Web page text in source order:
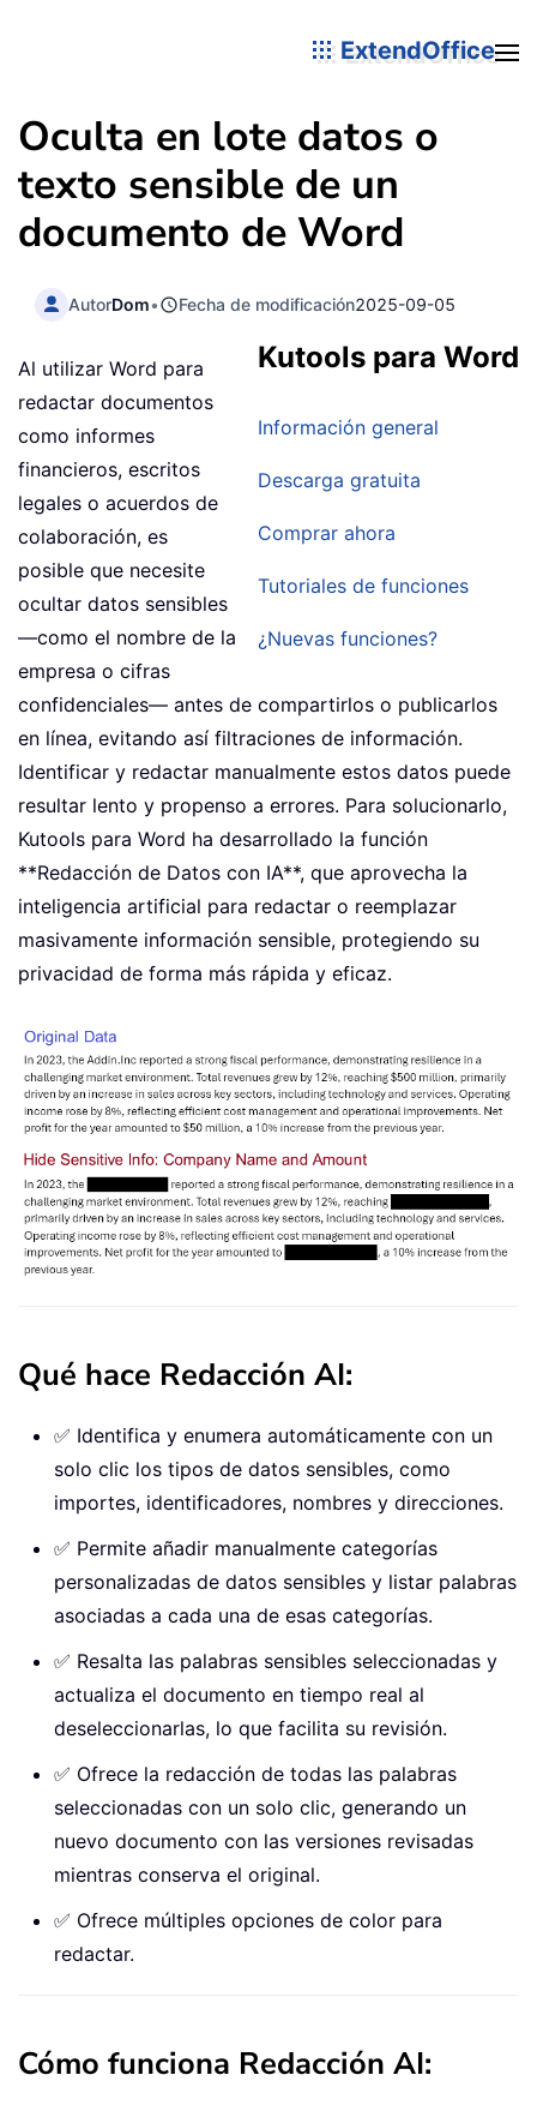
ExtendOffice
Oculta en lote datos o
texto sensible de un
documento de Word
AutorDom• Fecha de modificación2025-09-05
Kutools para Word
Información general
Descarga gratuita
Comprar ahora
Tutoriales de funciones
¿Nuevas funciones?
Al utilizar Word para
redactar documentos
como informes
financieros, escritos
legales o acuerdos de
colaboración, es
posible que necesite
ocultar datos sensibles
—como el nombre de la
empresa o cifras
confidenciales— antes de compartirlos o publicarlos
en línea, evitando así filtraciones de información.
Identificar y redactar manualmente estos datos puede
resultar lento y propenso a errores. Para solucionarlo,
Kutools para Word ha desarrollado la función
**Redacción de Datos con IA**, que aprovecha la
inteligencia artificial para redactar o reemplazar
masivamente información sensible, protegiendo su
privacidad de forma más rápida y eficaz.
Qué hace Redacción AI:
✅ Identifica y enumera automáticamente con un
solo clic los tipos de datos sensibles, como
importes, identificadores, nombres y direcciones.
✅ Permite añadir manualmente categorías
personalizadas de datos sensibles y listar palabras
asociadas a cada una de esas categorías.
✅ Resalta las palabras sensibles seleccionadas y
actualiza el documento en tiempo real al
deseleccionarlas, lo que facilita su revisión.
✅ Ofrece la redacción de todas las palabras
seleccionadas con un solo clic, generando un
nuevo documento con las versiones revisadas
mientras conserva el original.
✅ Ofrece múltiples opciones de color para
redactar.
Cómo funciona Redacción AI: